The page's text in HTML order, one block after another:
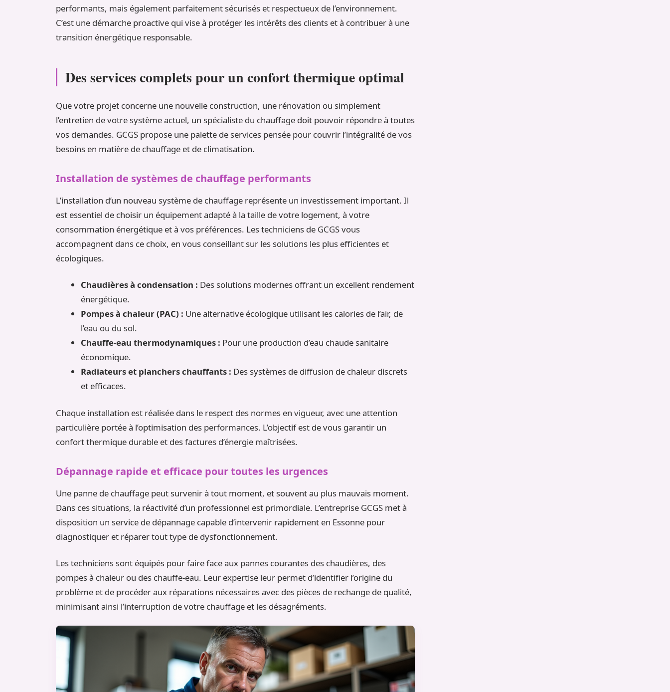
performants, mais également parfaitement sécurisés et respectueux de l’environnement.
C’est une démarche proactive qui vise à protéger les intérêts des clients et à contribuer à une
transition énergétique responsable.
Des services complets pour un confort thermique optimal
Que votre projet concerne une nouvelle construction, une rénovation ou simplement
l’entretien de votre système actuel, un spécialiste du chauffage doit pouvoir répondre à toutes
vos demandes. GCGS propose une palette de services pensée pour couvrir l’intégralité de vos
besoins en matière de chauffage et de climatisation.
Installation de systèmes de chauffage performants
L’installation d’un nouveau système de chauffage représente un investissement important. Il
est essentiel de choisir un équipement adapté à la taille de votre logement, à votre
consommation énergétique et à vos préférences. Les techniciens de GCGS vous
accompagnent dans ce choix, en vous conseillant sur les solutions les plus efficientes et
écologiques.
Chaudières à condensation : Des solutions modernes offrant un excellent rendement
énergétique.
Pompes à chaleur (PAC) : Une alternative écologique utilisant les calories de l’air, de
l’eau ou du sol.
Chauffe-eau thermodynamiques : Pour une production d’eau chaude sanitaire
économique.
Radiateurs et planchers chauffants : Des systèmes de diffusion de chaleur discrets
et efficaces.
Chaque installation est réalisée dans le respect des normes en vigueur, avec une attention
particulière portée à l’optimisation des performances. L’objectif est de vous garantir un
confort thermique durable et des factures d’énergie maîtrisées.
Dépannage rapide et efficace pour toutes les urgences
Une panne de chauffage peut survenir à tout moment, et souvent au plus mauvais moment.
Dans ces situations, la réactivité d’un professionnel est primordiale. L’entreprise GCGS met à
disposition un service de dépannage capable d’intervenir rapidement en Essonne pour
diagnostiquer et réparer tout type de dysfonctionnement.
Les techniciens sont équipés pour faire face aux pannes courantes des chaudières, des
pompes à chaleur ou des chauffe-eau. Leur expertise leur permet d’identifier l’origine du
problème et de procéder aux réparations nécessaires avec des pièces de rechange de qualité,
minimisant ainsi l’interruption de votre chauffage et les désagréments.